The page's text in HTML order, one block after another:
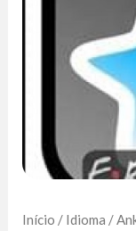
Início / Idioma /